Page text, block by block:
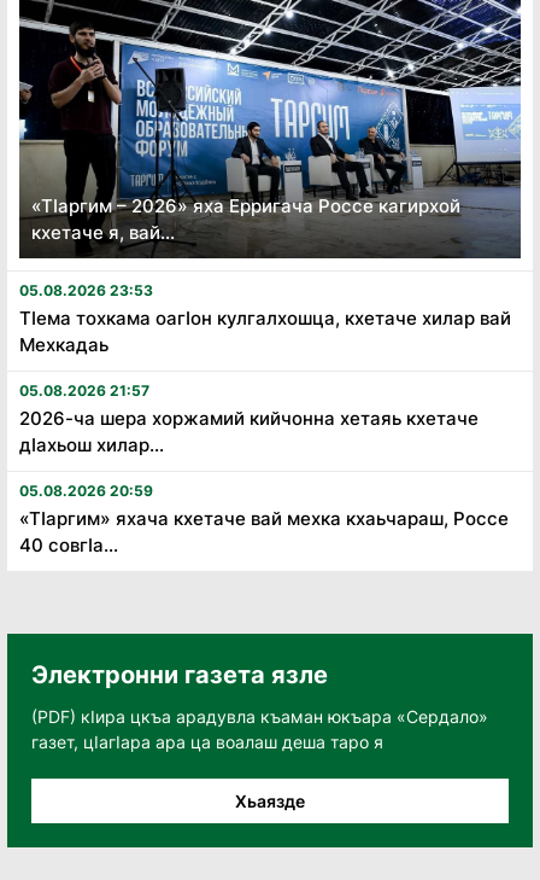
«Тӏаргим – 2026» яха Ерригача Россе кагирхой
кхетаче я, вай...
05.08.2026 23:53
Тӏема тохкама оагӏон кулгалхошца, кхетаче хилар вай
Мехкадаь
05.08.2026 21:57
2026-ча шера хоржамий кийчонна хетаяь кхетаче
дӏахьош хилар...
05.08.2026 20:59
«Тӏаргим» яхача кхетаче вай мехка кхаьчараш, Россе
40 совгӏа...
Электронни газета язле
(PDF) кӀира цкъа арадувла къаман юкъара «Сердало»
газет, цӀагӀара ара ца воалаш деша таро я
Хьаязде